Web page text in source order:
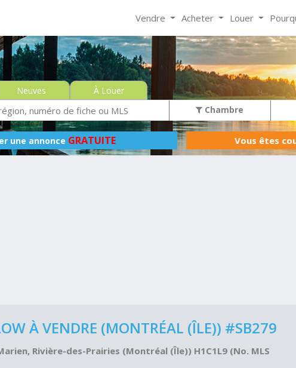
Vendre Acheter Louer
Neuves
À Louer
Chambre
une annonce GRATUITE Vous êtes
À VENDRE (MONTRÉAL (ÎLE)) #SB279
Rivière-des-Prairies (Montréal (Île)) H1C1L9 (No. MLS